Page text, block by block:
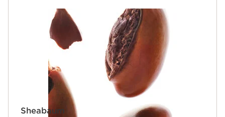
Sheabaum